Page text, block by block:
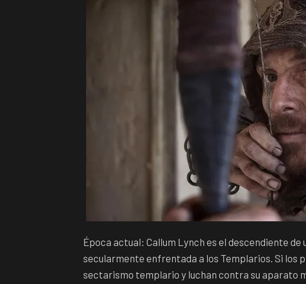
Época actual: Callum Lynch es el descendiente de
secularmente enfrentada a los Templarios. Si los
sectarismo templario y luchan contra su aparato